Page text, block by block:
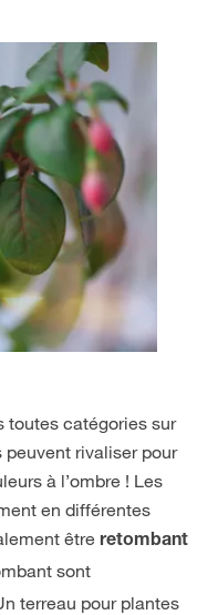
toutes catégories sur
peuvent rivaliser pour
à l’ombre ! Les
en différentes
être retombant
sont
terreau pour plantes